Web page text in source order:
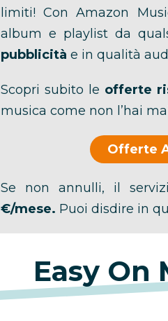
limiti! Con Amazon
album e playlist da
pubblicità e in qualità
Scopri subito le offerte
musica come non l’hai
Offerte
Se non annulli, il
€/mese. Puoi disdire in
Easy On